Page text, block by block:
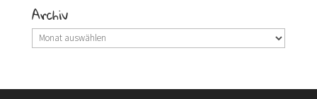
Archiv
Archiv